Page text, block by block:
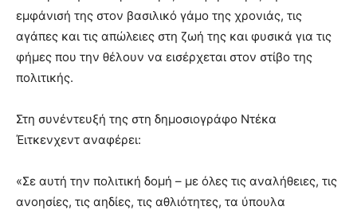
εμφάνισή της στον βασιλικό γάμο της χρονιάς, τις
αγάπες και τις απώλειες στη ζωή της και φυσικά για τις
φήμες που την θέλουν να εισέρχεται στον στίβο της
πολιτικής.
Στη συνέντευξή της στη δημοσιογράφο Ντέκα
Έιτκενχεντ αναφέρει:
«Σε αυτή την πολιτική δομή – με όλες τις αναλήθειες, τις
ανοησίες, τις αηδίες, τις αθλιότητες, τα ύπουλα